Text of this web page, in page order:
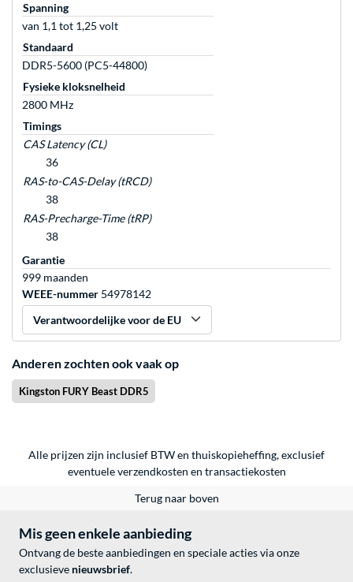
Spanning
van 1,1 tot 1,25 volt
Standaard
DDR5-5600 (PC5-44800)
Fysieke kloksnelheid
2800 MHz
Timings
CAS Latency (CL)
36
RAS-to-CAS-Delay (tRCD)
38
RAS-Precharge-Time (tRP)
38
Garantie
999 maanden
WEEE-nummer 54978142
Verantwoordelijke voor de EU
Anderen zochten ook vaak op
Kingston FURY Beast DDR5
Alle prijzen zijn inclusief BTW en thuiskopieheffing, exclusief
eventueleverzendkosten en transactiekosten
Terug naar boven
Mis geen enkele aanbieding
Ontvang de beste aanbiedingen en speciale acties via onze
exclusieve nieuwsbrief.